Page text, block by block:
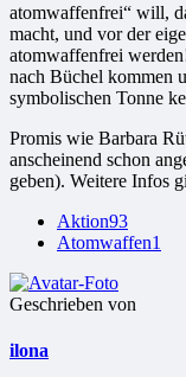
atomwaffenfrei“ will,
macht, und vor der
atomwaffenfrei
nach Büchel kommen
symbolischen Tonne
Promis wie Barbara
anscheinend schon
geben). Weitere Infos
Aktion93
Atomwaffen1
Geschrieben von
ilona